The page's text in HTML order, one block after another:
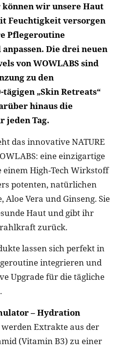
wir unsere Haut
Feuchtigkeit versorgen
Pflegeroutine
Die drei neuen
von WOWLABS sind
zu den
„Skin Retreats“
hinaus die
jeden Tag.
das innovative NATURE
eine einzigartige
High-Tech Wirkstoff
potenten, natürlichen
Vera und Ginseng. Sie
Haut und gibt ihr
zurück.
lassen sich perfekt in
integrieren und
Upgrade für die tägliche
– Hydration
Extrakte aus der
(Vitamin B3) zu einer